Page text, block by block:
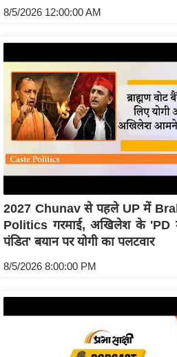
8/5/2026 12:00:00 AM
2027 Chunav से पहले UP में
Politics गरमाई, अखिलेश के 'PD
पंडित' बयान पर योगी का पलटवार
8/5/2026 8:00:00 PM